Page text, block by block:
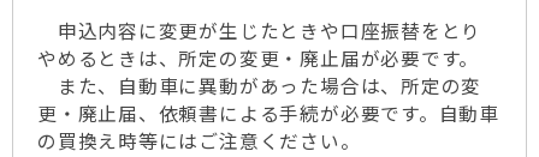
申込内容に変更が生じたときや口座振替をとり
やめるときは、所定の変更・廃止届が必要です。
また、自動車に異動があった場合は、所定の変
更・廃止届、依頼書による手続が必要です。自動車
の買換え時等にはご注意ください。